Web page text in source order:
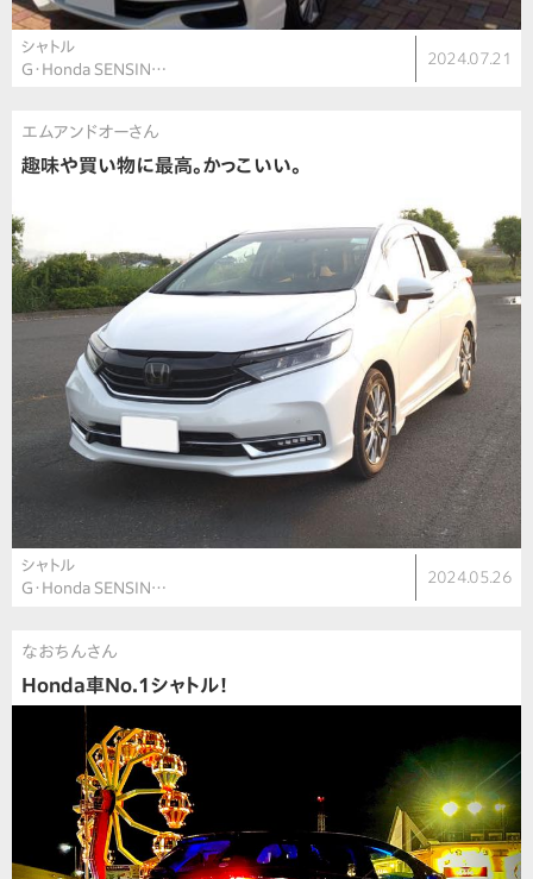
シャトル
G・Honda SENSIN…
2024.07.21
エムアンドオーさん
趣味や買い物に最高。かっこいい。
シャトル
G・Honda SENSIN…
2024.05.26
なおちんさん
Honda車No.1シャトル！